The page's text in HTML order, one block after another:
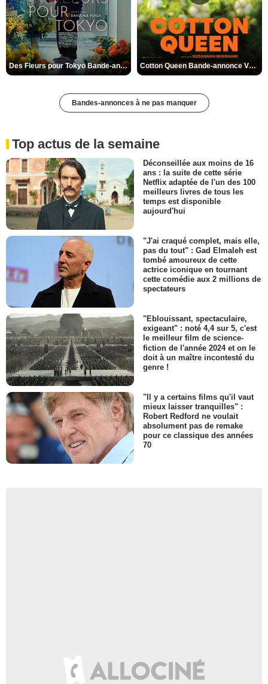
Des Fleurs pour Tokyo Bande-annonce VO STFR Cotton Queen Bande-annonce VO STFR
Bandes-annonces à ne pas manquer
Top actus de la semaine
Déconseillée aux moins de 16
ans : la suite de cette série
Netflix adaptée de l'un des 100
meilleurs livres de tous les
temps est disponible
aujourd'hui
"J'ai craqué complet, mais elle,
pas du tout" : Gad Elmaleh est
tombé amoureux de cette
actrice iconique en tournant
cette comédie aux 2 millions de
spectateurs
"Eblouissant, spectaculaire,
exigeant" : noté 4,4 sur 5, c'est
le meilleur film de science-
fiction de l'année 2024 et on le
doit à un maître incontesté du
genre !
"Il y a certains films qu'il vaut
mieux laisser tranquilles" :
Robert Redford ne voulait
absolument pas de remake
pour ce classique des années
70